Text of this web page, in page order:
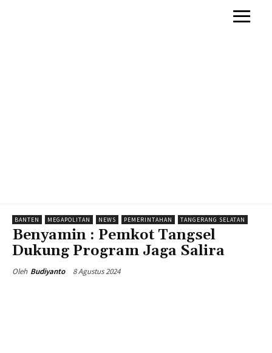
BANTEN MEGAPOLITAN NEWS PEMERINTAHAN TANGERANG SELATAN
Benyamin : Pemkot Tangsel
Dukung Program Jaga Salira
Oleh Budiyanto 8 Agustus 2024